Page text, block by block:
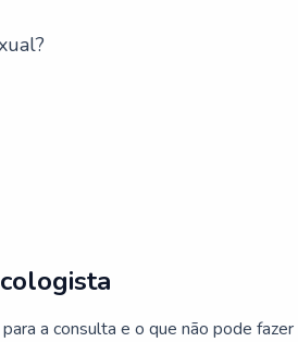
a consulta e o que não pode fazer